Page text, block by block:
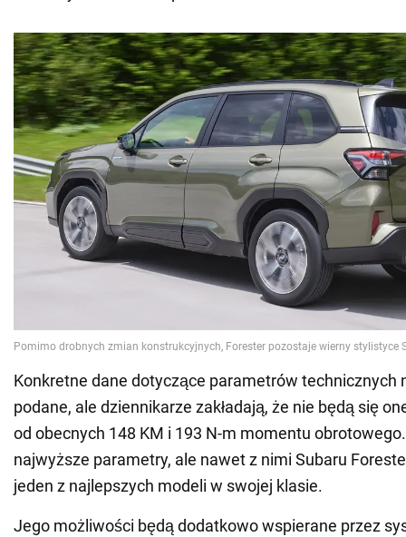
Konkretne dane dotyczące parametrów technicznych
podane, ale dziennikarze zakładają, że nie będą się
od obecnych 148 KM i 193 N-m momentu
najwyższe parametry, ale nawet z nimi Subaru
jeden z najlepszych modeli w swojej klasie.
Jego możliwości będą dodatkowo wspierane przez